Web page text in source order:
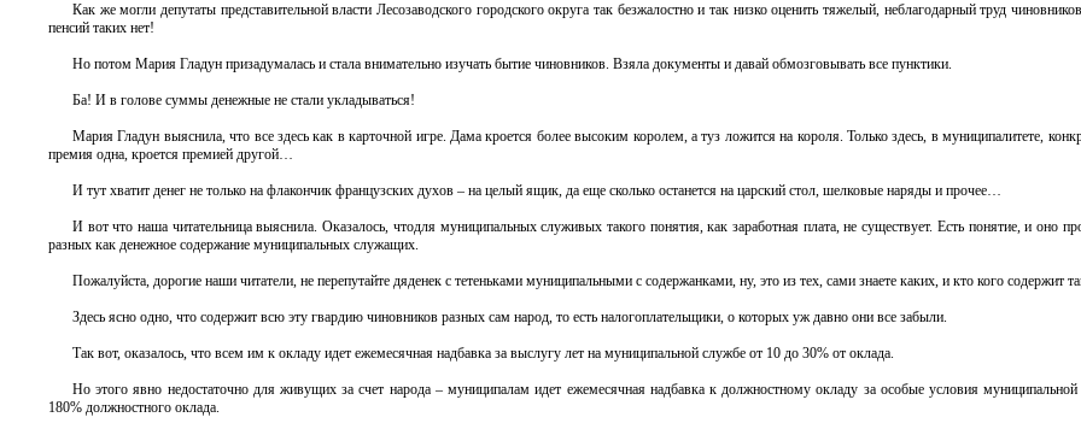
Как же могли депутаты представительной власти Лесозаводского городского округа так безжалостно и так низко оценить тяжелый, неблагодарный труд
пенсий таких нет!
Но потом Мария Гладун призадумалась и стала внимательно изучать бытие чиновников. Взяла документы и давай обмозговывать все пунктики.
Ба! И в голове суммы денежные не стали укладываться!
Мария Гладун выяснила, что все здесь как в карточной игре. Дама кроется более высоким королем, а туз ложится на короля. Только здесь, в муниципалитете,
премия одна, кроется премией другой…
И тут хватит денег не только на флакончик французских духов – на целый ящик, да еще сколько останется на царский стол, шелковые наряды и прочее…
И вот что наша читательница выяснила. Оказалось, чтодля муниципальных служивых такого понятия, как заработная плата, не существует. Есть понятие, и оно
разных как денежное содержание муниципальных служащих.
Пожалуйста, дорогие наши читатели, не перепутайте дяденек с тетеньками муниципальными с содержанками, ну, это из тех, сами знаете каких, и кто кого содержит
Здесь ясно одно, что содержит всю эту гвардию чиновников разных сам народ, то есть налогоплательщики, о которых уж давно они все забыли.
Так вот, оказалось, что всем им к окладу идет ежемесячная надбавка за выслугу лет на муниципальной службе от 10 до 30% от оклада.
Но этого явно недостаточно для живущих за счет народа – муниципалам идет ежемесячная надбавка к должностному окладу за особые условия
180% должностного оклада.